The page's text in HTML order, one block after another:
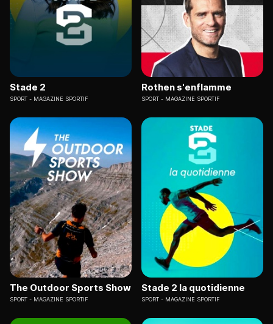
Stade 2
SPORT MAGAZINE SPORTIF
Rothen s'enflamme
SPORT MAGAZINE SPORTIF
The Outdoor Sports Show
SPORT MAGAZINE SPORTIF
Stade 2 la quotidienne
SPORT MAGAZINE SPORTIF